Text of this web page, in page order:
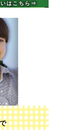
いはこちら⇒